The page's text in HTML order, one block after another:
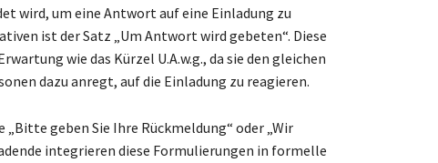
wird, um eine Antwort auf eine Einladung zu
ist der Satz „Um Antwort wird gebeten“. Diese
wie das Kürzel U.A.w.g., da sie den gleichen
dazu anregt, auf die Einladung zu reagieren.
geben Sie Ihre Rückmeldung“ oder „Wir
integrieren diese Formulierungen in formelle